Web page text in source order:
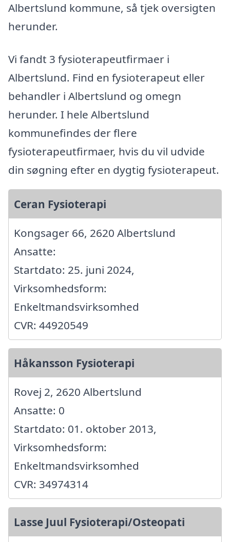
Albertslund kommune, så tjek oversigten
herunder.
Vi fandt 3 fysioterapeutfirmaer i
Albertslund. Find en fysioterapeut eller
behandler i Albertslund og omegn
herunder. I hele Albertslund
kommunefindes der flere
fysioterapeutfirmaer, hvis du vil udvide
din søgning efter en dygtig fysioterapeut.
Ceran Fysioterapi
Kongsager 66, 2620 Albertslund
Ansatte:
Startdato: 25. juni 2024,
Virksomhedsform:
Enkeltmandsvirksomhed
CVR: 44920549
Håkansson Fysioterapi
Rovej 2, 2620 Albertslund
Ansatte: 0
Startdato: 01. oktober 2013,
Virksomhedsform:
Enkeltmandsvirksomhed
CVR: 34974314
Lasse Juul Fysioterapi/Osteopati